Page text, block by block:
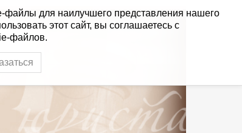
файлы для наилучшего представления нашего
этот сайт, вы соглашаетесь с
файлов.